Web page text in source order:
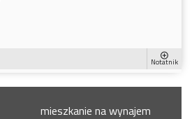
Notatnik
mieszkanie na wynajem